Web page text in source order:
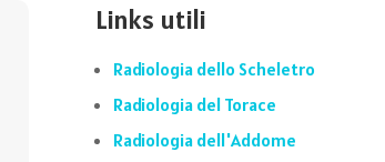
Links utili
Radiologia dello Scheletro
Radiologia del Torace
Radiologia dell'Addome